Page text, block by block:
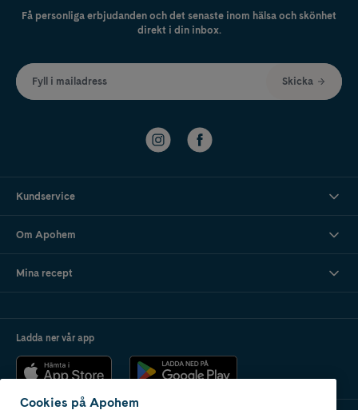
Få personliga erbjudanden och det senaste inom hälsa och skönhet
direkt i din inbox.
Fyll i mailadress Skicka
Kundservice
Om Apohem
Mina recept
Ladda ner vår app
Cookies på Apohem